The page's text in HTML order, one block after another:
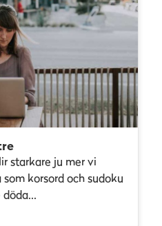
starkare ju mer vi
korsord och sudoku